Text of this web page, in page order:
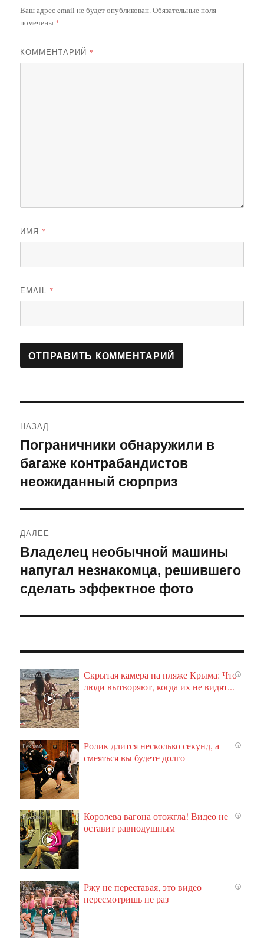
Ваш адрес email не будет опубликован.Обязательные поля
помечены *
КОММЕНТАРИЙ *
ИМЯ *
EMAIL *
по
записям
НАЗАД
Предыдущая
запись:
Пограничники обнаружили в
багаже контрабандистов
неожиданный сюрприз
ДАЛЕЕ
Следующая
запись:
Владелец необычной машины
напугал незнакомца, решившего
сделать эффектное фото
i
Скрытая камера на пляже Крыма: Что
люди вытворяют, когда их не видят...
i
Ролик длится несколько секунд, а
смеяться вы будете долго
i
Королева вагона отожгла! Видео не
оставит равнодушным
i
Ржу не переставая, это видео
пересмотришь не раз